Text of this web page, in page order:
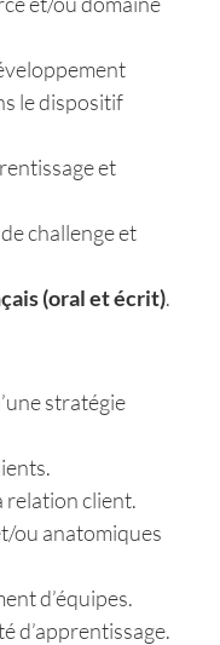
le dispositif
et
challenge et
(oral et écrit).
stratégie
relation client.
ou anatomiques
d’équipes.
d’apprentissage.